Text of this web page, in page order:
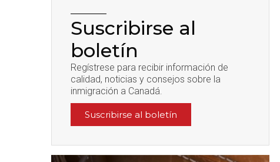
Suscribirse al
boletín
Regístrese para recibir información de
calidad, noticias y consejos sobre la
inmigración a Canadá.
Suscribirse al boletín